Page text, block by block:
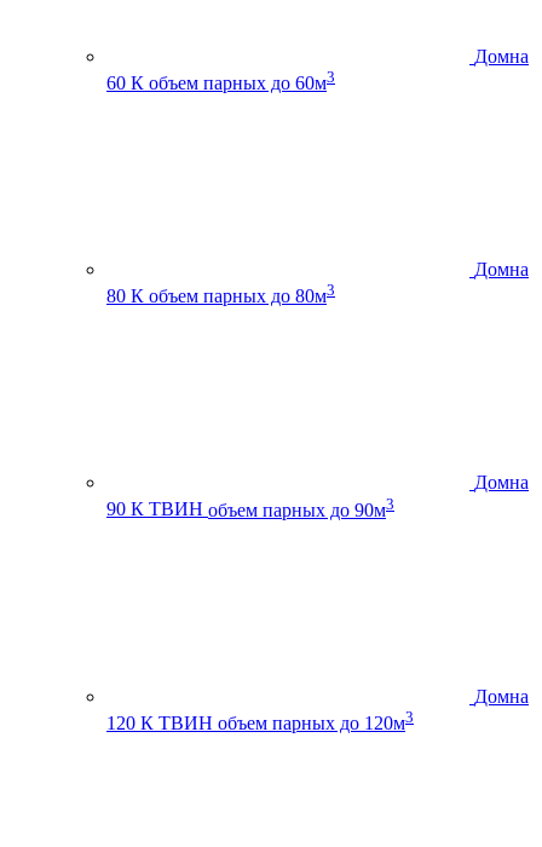
Домна
60 К объем парных до 60м3
Домна
80 К объем парных до 80м3
Домна
90 К ТВИН объем парных до 90м3
Домна
120 К ТВИН объем парных до 120м3